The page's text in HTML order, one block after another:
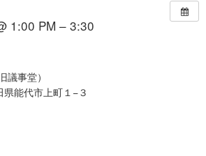
1:00 PM – 3:30
議事堂）
能代市上町１−３